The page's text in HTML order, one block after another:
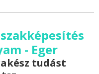
- Eger
tudást